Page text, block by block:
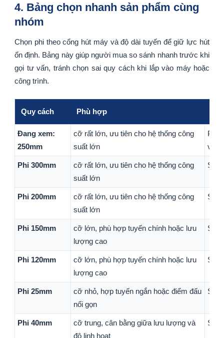
4. Bảng chọn nhanh sản phẩm cùng
nhóm
Chọn phi theo cổng hút máy và độ dài tuyến để giữ lực hút
ổn định. Bảng này giúp người mua so sánh nhanh trước khi
gọi tư vấn, tránh chọn sai quy cách khi lắp vào máy hoặc
công trình.
Quy cách Phù hợp
Đang xem:
250mm
cỡ rất lớn, ưu tiên cho hệ thống công
suất lớn
Phù
với
Phi 300mm
cỡ rất lớn, ưu tiên cho hệ thống công
suất lớn
Sản
Phi 200mm
cỡ rất lớn, ưu tiên cho hệ thống công
suất lớn
Sản
Phi 150mm
cỡ lớn, phù hợp tuyến chính hoặc lưu
lượng cao
Sản
Phi 120mm
cỡ lớn, phù hợp tuyến chính hoặc lưu
lượng cao
Sản
Phi 25mm
cỡ nhỏ, hợp tuyến ngắn hoặc điểm đấu
nối gọn
Sản
Phi 40mm
cỡ trung, cân bằng giữa lưu lượng và
độ linh hoạt
Sản